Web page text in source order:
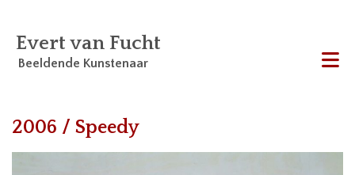
Evert van Fucht
Beeldende Kunstenaar
2006 / Speedy